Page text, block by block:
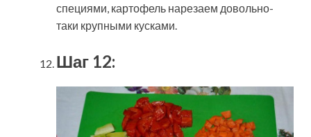
специями, картофель нарезаем довольно-
таки крупными кусками.
Шаг 12: